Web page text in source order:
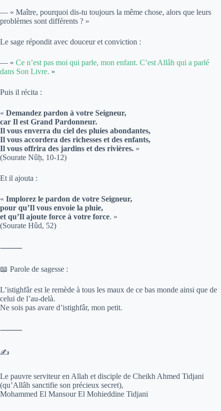
— « Maître, pourquoi dis-tu toujours la même chose, alors que leurs
problèmes sont différents ? »
Le sage répondit avec douceur et conviction :
— « Ce n’est pas moi qui parle, mon enfant. C’est Allâh qui a parlé
dans Son Livre. »
Puis il récita :
« Demandez pardon à votre Seigneur,
car Il est Grand Pardonneur.
Il vous enverra du ciel des pluies abondantes,
Il vous accordera des richesses et des enfants,
Il vous offrira des jardins et des rivières. »
(Sourate Nûḥ, 10-12)
Et il ajouta :
« Implorez le pardon de votre Seigneur,
pour qu’Il vous envoie la pluie,
et qu’Il ajoute force à votre force. »
(Sourate Hûd, 52)
⸻
📖 Parole de sagesse :
L’istighfâr est le remède à tous les maux de ce bas monde ainsi que de
celui de l’au-delà.
Ne sois pas avare d’istighfâr, mon petit.
⸻
✍️
Le pauvre serviteur en Allah et disciple de Cheikh Ahmed Tidjani
(qu’Allâh sanctifie son précieux secret),
Mohammed El Mansour El Mohieddine Tidjani